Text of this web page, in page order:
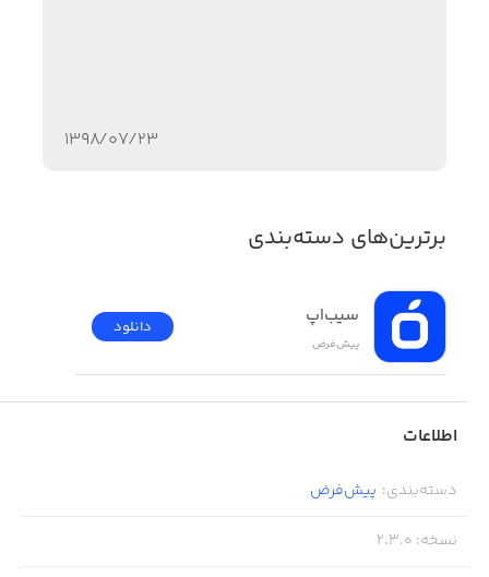
۱۳۹۸/۰۷/۲۳
برترین‌های دسته‌بندی
سیب‌اپ
پیش‌فرض
دانلود
اطلاعات
دسته‌بندی: پیش‌فرض
نسخه:
2.3.0